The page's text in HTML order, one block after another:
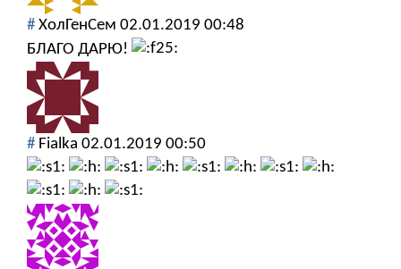
# ХолГенСем 02.01.2019 00:48
БЛАГО ДАРЮ!
# Fialka 02.01.2019 00:50